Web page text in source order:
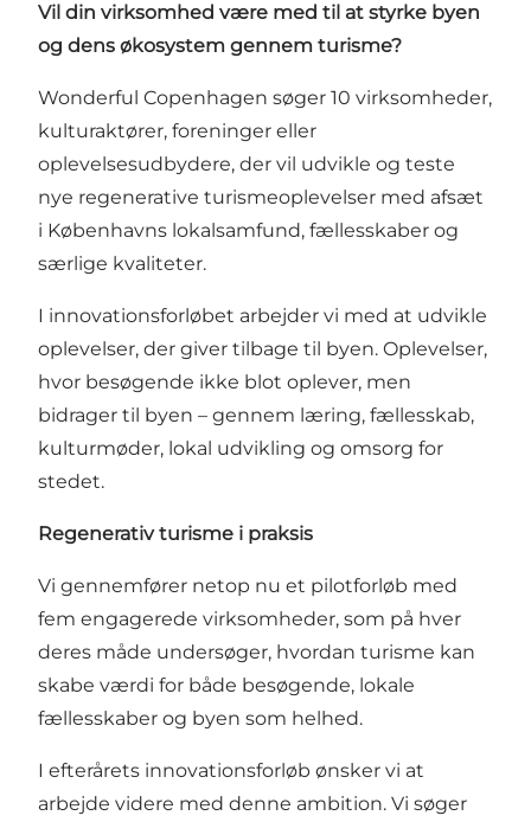
Vil din virksomhed være med til at styrke byen
og dens økosystem gennem turisme?
Wonderful Copenhagen søger 10 virksomheder,
kulturaktører, foreninger eller
oplevelsesudbydere, der vil udvikle og teste
nye regenerative turismeoplevelser med afsæt
i Københavns lokalsamfund, fællesskaber og
særlige kvaliteter.
I innovationsforløbet arbejder vi med at udvikle
oplevelser, der giver tilbage til byen. Oplevelser,
hvor besøgende ikke blot oplever, men
bidrager til byen – gennem læring, fællesskab,
kulturmøder, lokal udvikling og omsorg for
stedet.
Regenerativ turisme i praksis
Vi gennemfører netop nu et pilotforløb med
fem engagerede virksomheder, som på hver
deres måde undersøger, hvordan turisme kan
skabe værdi for både besøgende, lokale
fællesskaber og byen som helhed.
I efterårets innovationsforløb ønsker vi at
arbejde videre med denne ambition. Vi søger